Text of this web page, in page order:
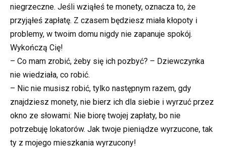
niegrzeczne. Jeśli wziąłeś te monety, oznacza to, że
przyjąłeś zapłatę. Z czasem będziesz miała kłopoty i
problemy, w twoim domu nigdy nie zapanuje spokój.
Wykończą Cię!
– Co mam zrobić, żeby się ich pozbyć? – Dziewczynka
nie wiedziała, co robić.
– Nic nie musisz robić, tylko następnym razem, gdy
znajdziesz monety, nie bierz ich dla siebie i wyrzuć przez
okno ze słowami: Nie biorę twojej zapłaty, bo nie
potrzebuję lokatorów. Jak twoje pieniądze wyrzucone, tak
ty z mojego mieszkania wyrzucony!